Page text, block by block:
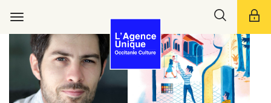
principalnavigation
Toggle
bar